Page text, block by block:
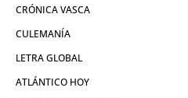
CRÓNICA VASCA
CULEMANÍA
LETRA GLOBAL
ATLÁNTICO HOY